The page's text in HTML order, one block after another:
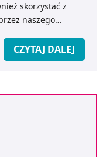
skorzystać z
naszego
CZYTAJ DALEJ